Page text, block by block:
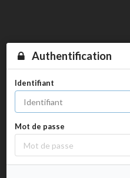
Authentification
Identifiant
Mot de passe